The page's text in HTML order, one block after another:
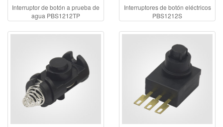
Interruptor de botón a prueba de
agua PBS1212TP
Interruptores de botón eléctricos
PBS1212S